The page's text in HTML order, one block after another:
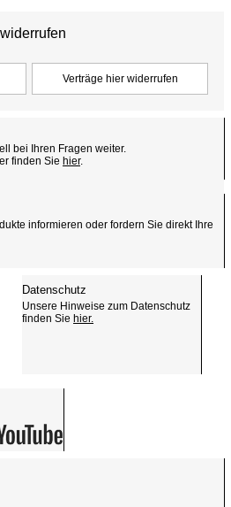
bei Ihren Fragen weiter.
finden Sie hier.
informieren oder fordern Sie direkt Ihre
Datenschutz
Unsere Hinweise zum Datenschutz
finden Sie hier.